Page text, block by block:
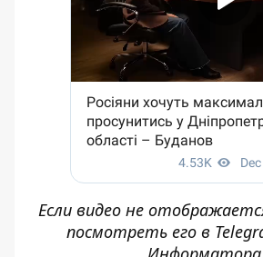
Если видео не
посмотреть его в